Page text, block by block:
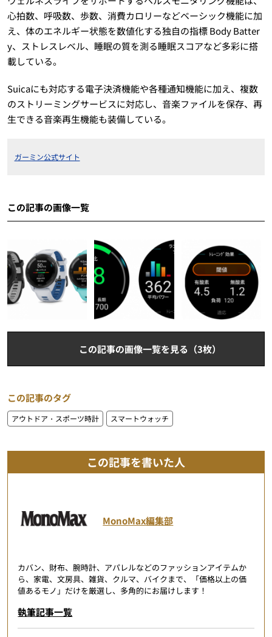
心拍数、呼吸数、歩数、消費カロリーなどベーシック機能に加
え、体のエネルギー状態を数値化する独自の指標 Body Batter
y、ストレスレベル、睡眠の質を測る睡眠スコアなど多彩に搭
載している。
Suicaにも対応する電子決済機能や各種通知機能に加え、複数
のストリーミングサービスに対応し、音楽ファイルを保存、再
生できる音楽再生機能も装備している。
ガーミン公式サイト
この記事の画像一覧
この記事の画像一覧を見る（3枚）
この記事のタグ
アウトドア・スポーツ時計 スマートウォッチ
この記事を書いた人
MonoMax編集部
カバン、財布、腕時計、アパレルなどのファッションアイテムか
ら、家電、文房具、雑貨、クルマ、バイクまで、「価格以上の価
値あるモノ」だけを厳選し、多角的にお届けします！
執筆記事一覧